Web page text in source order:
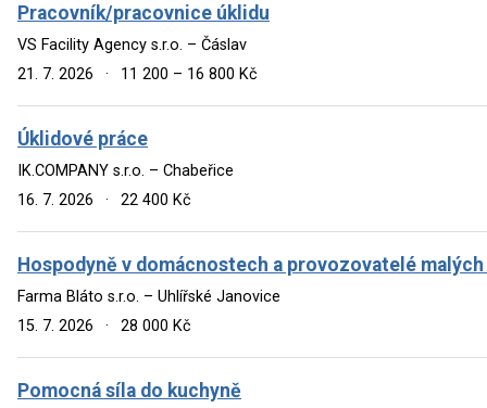
Pracovník/pracovnice úklidu
VS Facility Agency s.r.o. – Čáslav
21. 7. 2026
· 11 200 – 16 800 Kč
Úklidové práce
IK.COMPANY s.r.o. – Chabeřice
16. 7. 2026
· 22 400 Kč
Hospodyně v domácnostech a provozovatelé
Farma Bláto s.r.o. – Uhlířské Janovice
15. 7. 2026
· 28 000 Kč
Pomocná síla do kuchyně